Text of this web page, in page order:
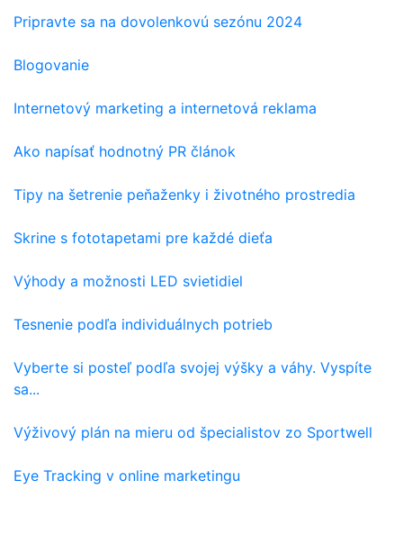
Pripravte sa na dovolenkovú sezónu 2024
Blogovanie
Internetový marketing a internetová reklama
Ako napísať hodnotný PR článok
Tipy na šetrenie peňaženky i životného prostredia
Skrine s fototapetami pre každé dieťa
Výhody a možnosti LED svietidiel
Tesnenie podľa individuálnych potrieb
Vyberte si posteľ podľa svojej výšky a váhy. Vyspíte
sa...
Výživový plán na mieru od špecialistov zo Sportwell
Eye Tracking v online marketingu